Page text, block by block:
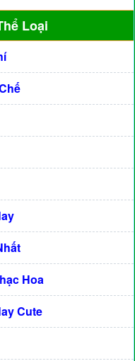
Loại
Hoa
Cute